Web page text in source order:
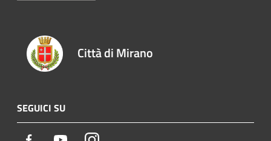
Città di Mirano
SEGUICI SU